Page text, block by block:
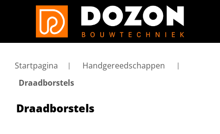
Startpagina
Handgereedschappen
Draadborstels
Draadborstels